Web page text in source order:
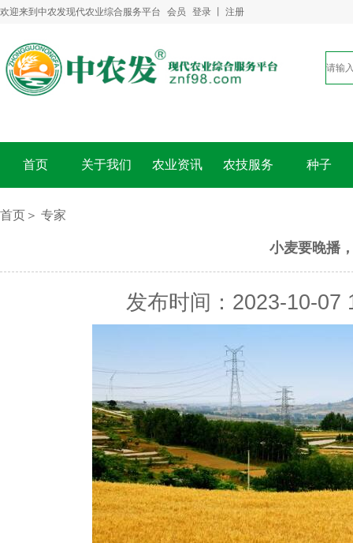
欢迎来到中农发现代农业综合服务平台 会员 登录 注册
首页 关于我们 农业资讯 农技服务 种子
首页＞ 专家
小麦要晚播
发布时间：2023-10-07